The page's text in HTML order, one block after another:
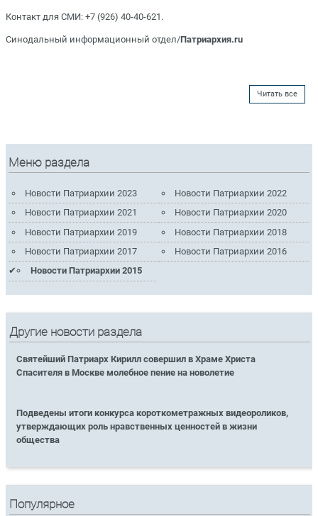
Контакт для СМИ: +7 (926) 40-40-621.
Синодальный информационный отдел/Патриархия.ru
Читать все
Меню раздела
Новости Патриархии 2023
Новости Патриархии 2022
Новости Патриархии 2021
Новости Патриархии 2020
Новости Патриархии 2019
Новости Патриархии 2018
Новости Патриархии 2017
Новости Патриархии 2016
Новости Патриархии 2015
Другие новости раздела
Святейший Патриарх Кирилл совершил в Храме Христа
Спасителя в Москве молебное пение на новолетие
Подведены итоги конкурса короткометражных видеороликов,
утверждающих роль нравственных ценностей в жизни
общества
Популярное